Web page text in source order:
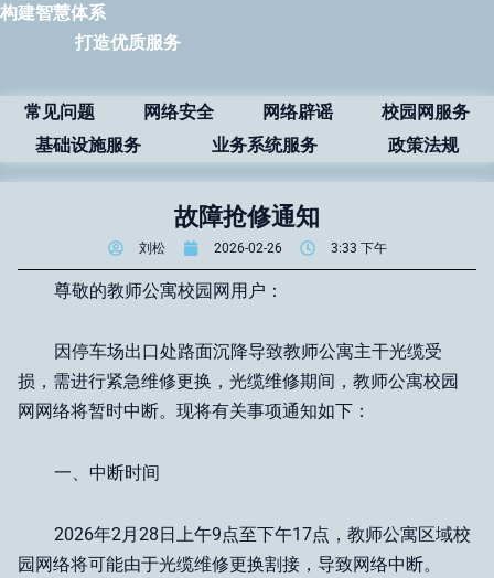
构建智慧体系
打造优质服务
常见问题 网络安全 网络辟谣
校园网服务
基础设施服务
业务系统服务 政策法规
故障抢修通知
刘松 2026-02-26 3:33 下午
尊敬的教师公寓校园网用户：
因停车场出口处路面沉降导致教师公寓主干光缆受
损，需进行紧急维修更换，光缆维修期间，教师公寓校园
网网络将暂时中断。现将有关事项通知如下：
一、中断时间
2026年2月28日上午9点至下午17点，教师公寓区域校
园网络将可能由于光缆维修更换割接，导致网络中断。